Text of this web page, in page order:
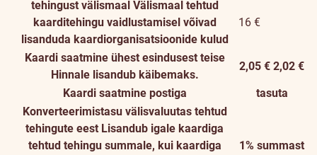
tehingust välismaal Välismaal tehtud
kaarditehingu vaidlustamisel võivad
lisanduda kaardiorganisatsioonide kulud
16 €
Kaardi saatmine ühest esindusest teise
Hinnale lisandub käibemaks.
2,05 € 2,02 €
Kaardi saatmine postiga
tasuta
Konverteerimistasu välisvaluutas tehtud
tehingute eest Lisandub igale kaardiga
tehtud tehingu summale, kui kaardiga
1% summast